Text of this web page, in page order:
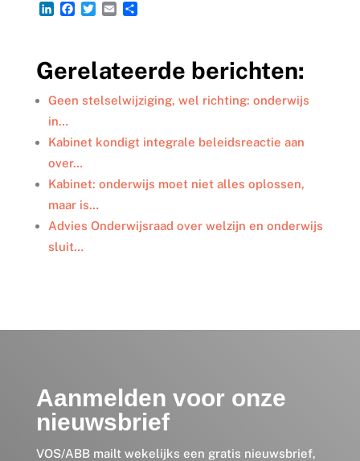
L
e
d
I
n
F
b
o
o
k
T
t
e
r
E
l
D
n
Gerelateerde berichten:
Geen stelselwijziging, wel richting: onderwijs
in…
Kabinet kondigt integrale beleidsreactie aan
over…
Kabinet: onderwijs moet niet alles oplossen,
maar is…
Advies Onderwijsraad over welzijn en onderwijs
sluit…
Aanmelden voor onze
nieuwsbrief
VOS/ABB mailt wekelijks een gratis nieuwsbrief,